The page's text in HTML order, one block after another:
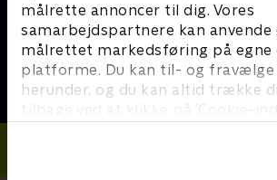
målrette annoncer til dig. Vores
samarbejdspartnere kan
målrettet markedsføring på egne
platforme. Du kan til- og fravælge
herunder, og du kan altid trække
tilbage ved at klikke på ’Cookie-
Sport Fokus
Sport